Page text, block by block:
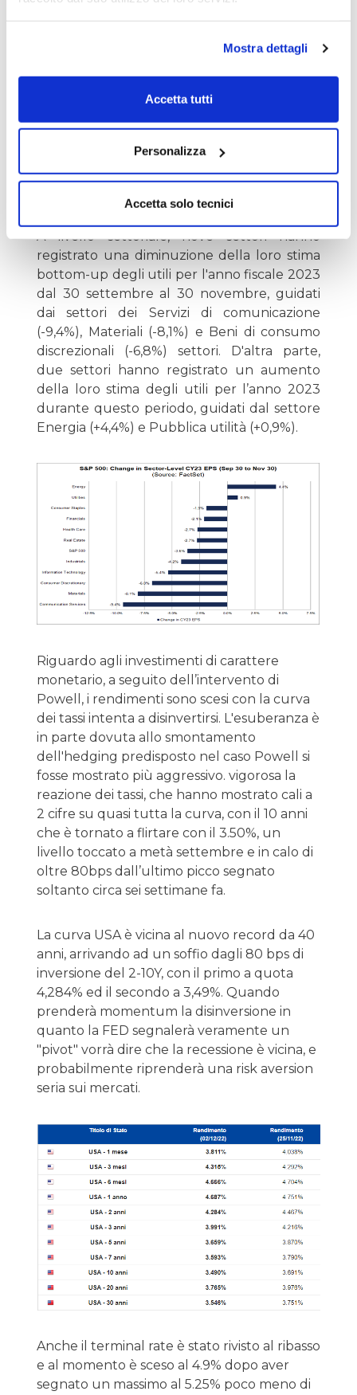
Mostra dettagli
Accetta tutti
Personalizza
Accetta solo tecnici
A livello settoriale, nove settori hanno
registrato una diminuzione della loro stima
bottom-up degli utili per l'anno fiscale 2023
dal 30 settembre al 30 novembre, guidati
dai settori dei Servizi di comunicazione
(-9,4%), Materiali (-8,1%) e Beni di consumo
discrezionali (-6,8%) settori. D'altra parte,
due settori hanno registrato un aumento
della loro stima degli utili per l’anno 2023
durante questo periodo, guidati dal settore
Energia (+4,4%) e Pubblica utilità (+0,9%).
Riguardo agli investimenti di carattere
monetario, a seguito dell’intervento di
Powell, i rendimenti sono scesi con la curva
dei tassi intenta a disinvertirsi. L'esuberanza è
in parte dovuta allo smontamento
dell'hedging predisposto nel caso Powell si
fosse mostrato più aggressivo. vigorosa la
reazione dei tassi, che hanno mostrato cali a
2 cifre su quasi tutta la curva, con il 10 anni
che è tornato a flirtare con il 3.50%, un
livello toccato a metà settembre e in calo di
oltre 80bps dall’ultimo picco segnato
soltanto circa sei settimane fa.
La curva USA è vicina al nuovo record da 40
anni, arrivando ad un soffio dagli 80 bps di
inversione del 2-10Y, con il primo a quota
4,284% ed il secondo a 3,49%. Quando
prenderà momentum la disinversione in
quanto la FED segnalerà veramente un
"pivot" vorrà dire che la recessione è vicina, e
probabilmente riprenderà una risk aversion
seria sui mercati.
Anche il terminal rate è stato rivisto al ribasso
e al momento è sceso al 4.9% dopo aver
segnato un massimo al 5.25% poco meno di